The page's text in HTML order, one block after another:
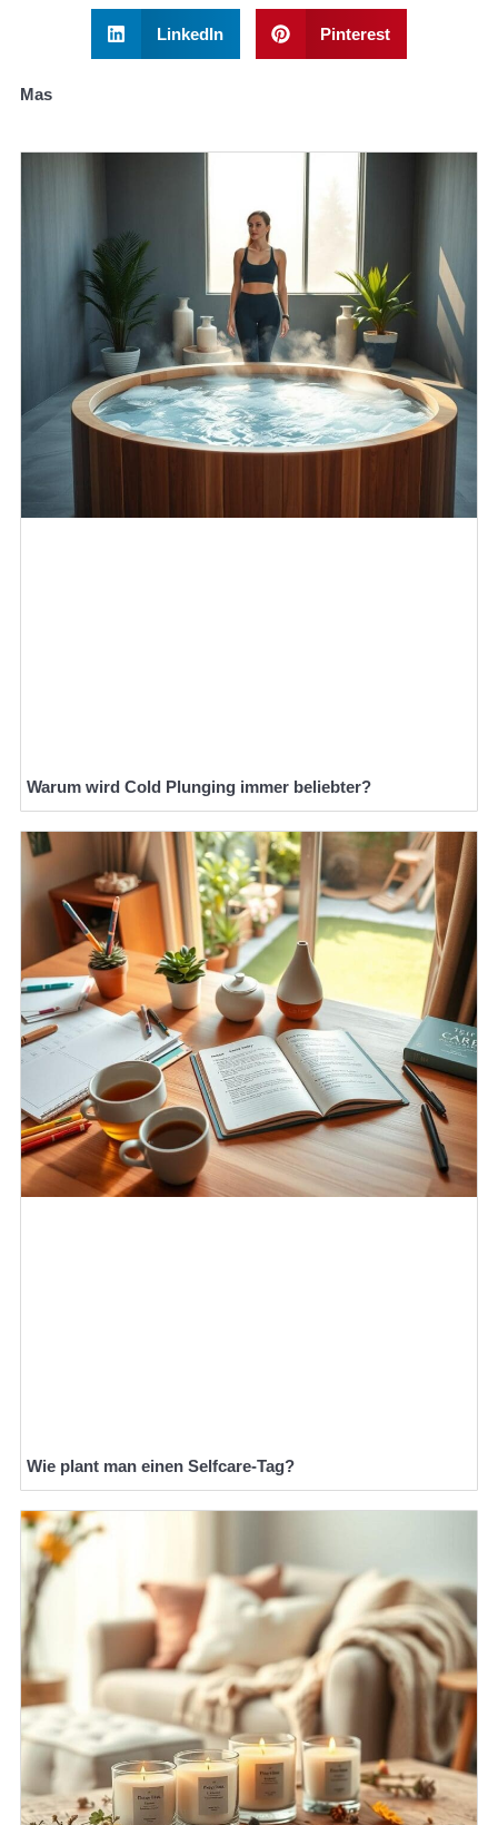
LinkedIn Pinterest
Mas
Warum wird Cold Plunging immer beliebter?
Wie plant man einen Selfcare-Tag?